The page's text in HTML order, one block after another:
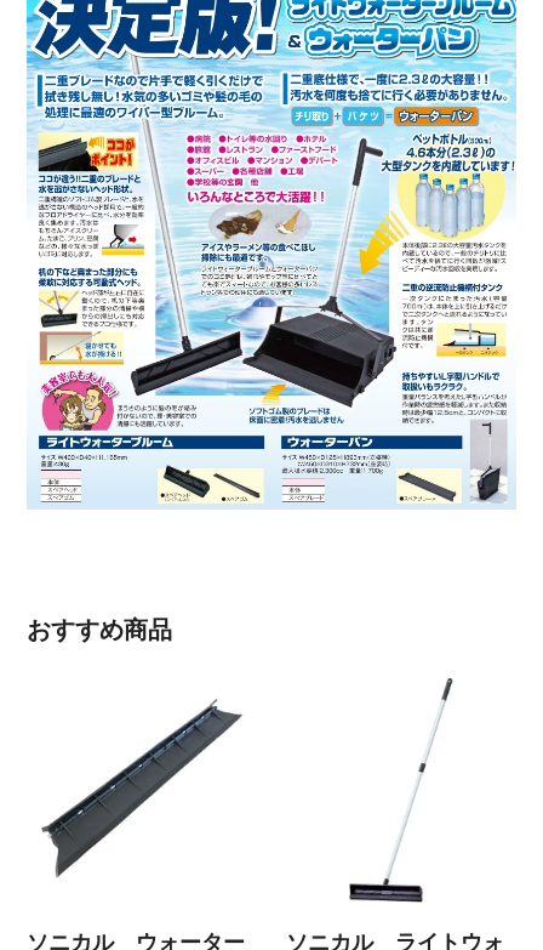
おすすめ商品
ソニカル ウォーター
ソニカル ライトウォ